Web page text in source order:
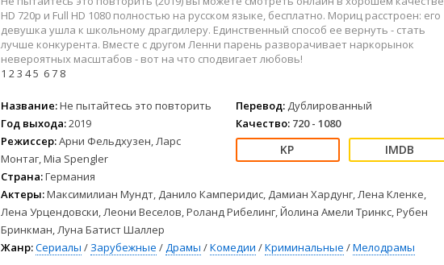
2022
2021
СССР
Зарубежные
Детские
Драмы
Комедии
Спорт
Триллеры
Фэнтези
2022
2021
СССР
Зарубежные
Фильмы из соцетей
HD 720p и Full HD 1080 полностью на русском языке, бесплатно. Мориц расстроен: его
девушка ушла к школьному драгдилеру. Единственный способ ее вернуть - стать
лучше конкурента. Вместе с другом Ленни парень разворачивает наркорынок
невероятных масштабов - вот на что сподвигает любовь!
1 23 45 67 8
Название:Не пытайтесь это повторить
Год выхода:2019
Режиссер:Арни Фельдхузен, Ларс
Монтаг, Mia Spengler
Страна:Германия
Перевод: Дублированный
Качество: 720 - 1080
Актеры:Максимилиан Мундт, Данило Камперидис, Дамиан Хардунг, Лена Кленке,
Лена Урцендовски, Леони Веселов, Роланд Рибелинг, Йолина Амели Тринкс, Рубен
Бринкман, Луна Батист Шаллер
Жанр:Сериалы / Зарубежные /Драмы /Комедии /Криминальные /Мелодрамы